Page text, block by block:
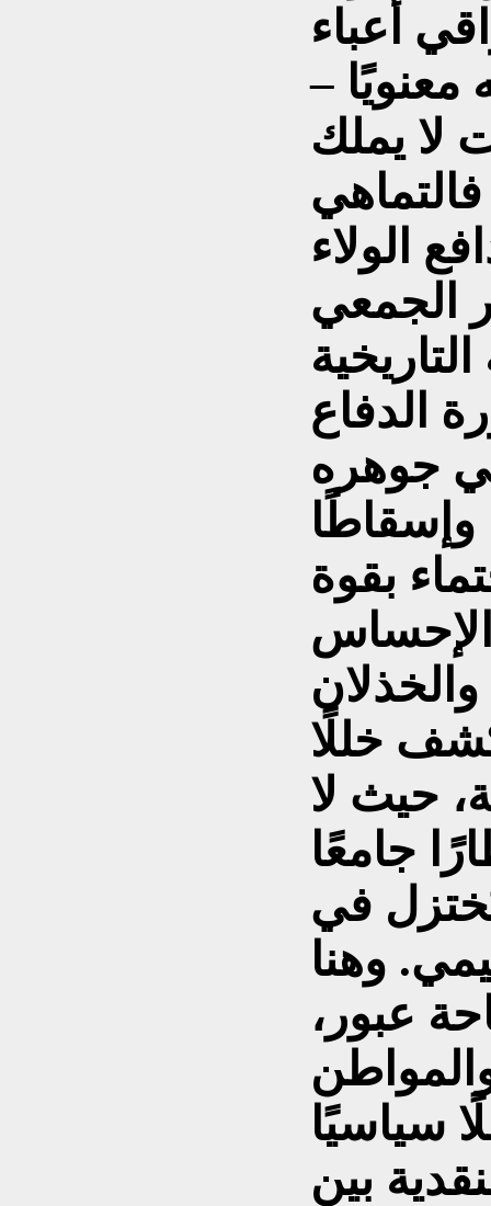
أعباء
–
لا يملك
فالتماهي
الولاء
الجمعي
الدفاع
جوهره
وإسقاطًا
بقوة
خللًا
حيث لا
جامعًا
في
وهنا
عبور،
والمواطن
سياسيًا
بين